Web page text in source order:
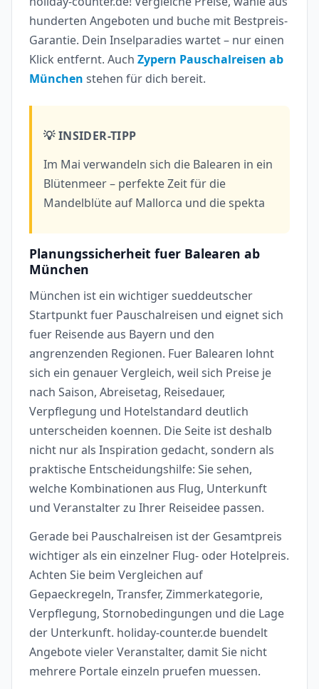
hunderten Angeboten und buche mit Bestpreis-
Garantie. Dein Inselparadies wartet – nur einen
Klick entfernt. Auch Zypern Pauschalreisen ab
München stehen für dich bereit.
💡 INSIDER-TIPP
Im Mai verwandeln sich die Balearen in ein
Blütenmeer – perfekte Zeit für die
Mandelblüte auf Mallorca und die spekta
Planungssicherheit fuer Balearen ab
München
München ist ein wichtiger sueddeutscher
Startpunkt fuer Pauschalreisen und eignet sich
fuer Reisende aus Bayern und den
angrenzenden Regionen. Fuer Balearen lohnt
sich ein genauer Vergleich, weil sich Preise je
nach Saison, Abreisetag, Reisedauer,
Verpflegung und Hotelstandard deutlich
unterscheiden koennen. Die Seite ist deshalb
nicht nur als Inspiration gedacht, sondern als
praktische Entscheidungshilfe: Sie sehen,
welche Kombinationen aus Flug, Unterkunft
und Veranstalter zu Ihrer Reiseidee passen.
Gerade bei Pauschalreisen ist der Gesamtpreis
wichtiger als ein einzelner Flug- oder Hotelpreis.
Achten Sie beim Vergleichen auf
Gepaeckregeln, Transfer, Zimmerkategorie,
Verpflegung, Stornobedingungen und die Lage
der Unterkunft. holiday-counter.de buendelt
Angebote vieler Veranstalter, damit Sie nicht
mehrere Portale einzeln pruefen muessen.